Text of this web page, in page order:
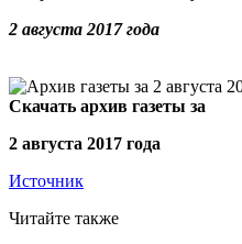
2 августа 2017 года
Скачать архив газеты за
2 августа 2017 года
Источник
Читайте также